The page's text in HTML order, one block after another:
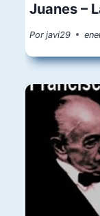
Juanes –
Por javi29